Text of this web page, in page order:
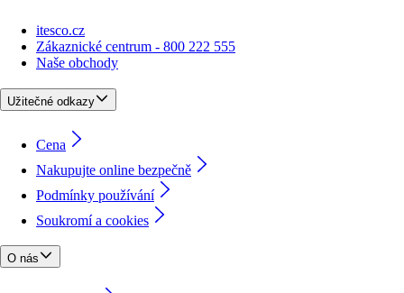
itesco.cz
Zákaznické centrum - 800 222 555
Naše obchody
Užitečné odkazy
Cena
Nakupujte online bezpečně
Podmínky používání
Soukromí a cookies
O nás